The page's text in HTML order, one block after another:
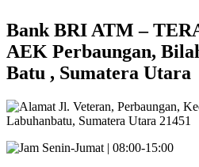
Bank BRI ATM –
AEK Perbaungan,
Batu , Sumatera Utara
Jl. Veteran, Perbaungan,
Labuhanbatu, Sumatera Utara 21451
Senin-Jumat | 08:00-15:00